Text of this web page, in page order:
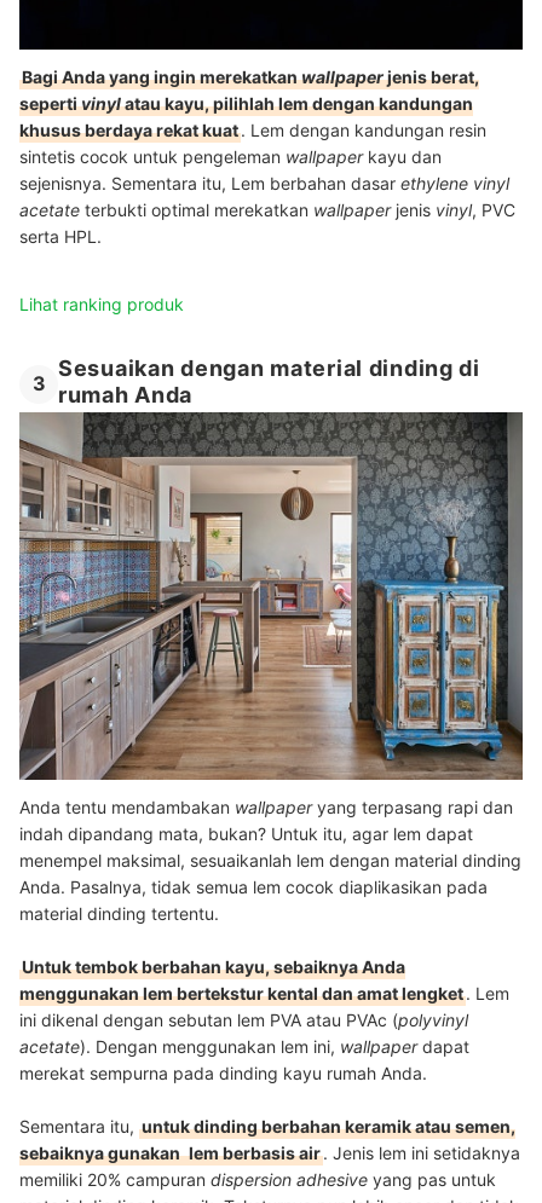
Bagi Anda yang ingin merekatkanwallpaperjenis berat,
sepertivinylatau kayu, pilihlah lem dengan kandungan
khusus berdaya rekat kuat. Lem dengan kandungan resin
sintetis cocok untuk pengeleman wallpaperkayu dan
sejenisnya. Sementara itu, Lem berbahan dasar ethylene vinyl
acetate terbukti optimal merekatkan wallpaperjenis vinyl, PVC
serta HPL.
Lihat ranking produk
3
Sesuaikan dengan material dinding di
rumah Anda
Anda tentu mendambakan wallpaperyang terpasang rapi dan
indah dipandang mata, bukan? Untuk itu, agar lem dapat
menempel maksimal, sesuaikanlah lem dengan material dinding
Anda. Pasalnya, tidak semua lem cocok diaplikasikan pada
material dinding tertentu.
Untuk tembok berbahan kayu, sebaiknya Anda
menggunakan lem bertekstur kental dan amat lengket. Lem
ini dikenal dengan sebutan lem PVA atau PVAc (polyvinyl
acetate). Dengan menggunakan lem ini, wallpaperdapat
merekat sempurna pada dinding kayu rumah Anda.
Sementara itu, untuk dinding berbahan keramik atau semen,
sebaiknya gunakan lem berbasis air. Jenis lem ini setidaknya
memiliki 20% campuran dispersion adhesive yang pas untuk